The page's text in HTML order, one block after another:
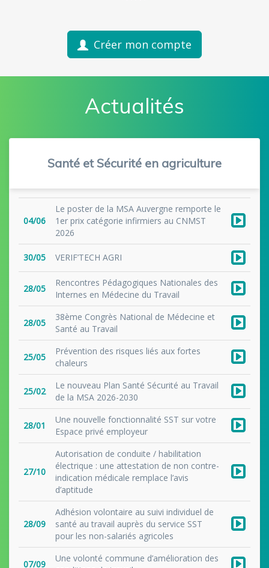
Créer mon compte
Actualités
Santé et Sécurité en agriculture
04/06
Le poster de la MSA Auvergne remporte le
1er prix catégorie infirmiers au CNMST
2026
30/05 VERIF’TECH AGRI
28/05
Rencontres Pédagogiques Nationales des
Internes en Médecine du Travail
28/05
38ème Congrès National de Médecine et
Santé au Travail
25/05
Prévention des risques liés aux fortes
chaleurs
25/02
Le nouveau Plan Santé Sécurité au Travail
de la MSA 2026-2030
28/01
Une nouvelle fonctionnalité SST sur votre
Espace privé employeur
27/10
Autorisation de conduite / habilitation
électrique : une attestation de non contre-
indication médicale remplace l’avis
d’aptitude
28/09
Adhésion volontaire au suivi individuel de
santé au travail auprès du service SST
pour les non-salariés agricoles
07/09
Une volonté commune d’amélioration des